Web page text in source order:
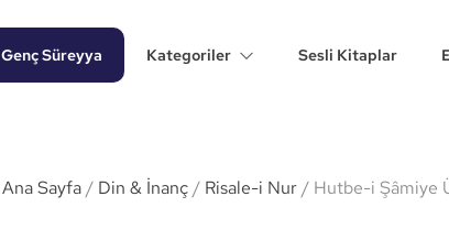
Genç Süreyya Kategoriler Sesli Kitaplar
Ana Sayfa/ Din & İnanç/ Risale-i Nur/ Hutbe-i Şâmiye